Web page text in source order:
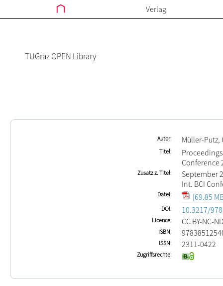
Verlag
TUGraz OPEN Library
Autor Müller-Putz,
Titel
Conference
Zusatz z. Titel
September
Int. BCI
Datei [69.85
DOI 10.3217/
Licence CC BY-NC-
ISBN
ISSN 2311-0422
Zugriffsrechte